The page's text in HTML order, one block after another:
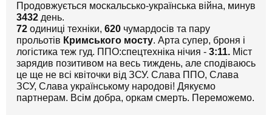
Продовжується москальсько-українська війна, минув
3432 день.
72 одиниці техніки, 620 чумардосів та пару
прольотів Кримського мосту. Арта супер, броня і
логістика теж гуд. ППО:спецтехніка нічия - 3:11. Міст
зарядив позитивом на весь тиждень, але сподіваюсь
це ще не всі квіточки від ЗСУ. Слава ППО, Слава
ЗСУ, Слава українському народові! Дякуємо
партнерам. Всім добра, оркам смерть. Переможемо.